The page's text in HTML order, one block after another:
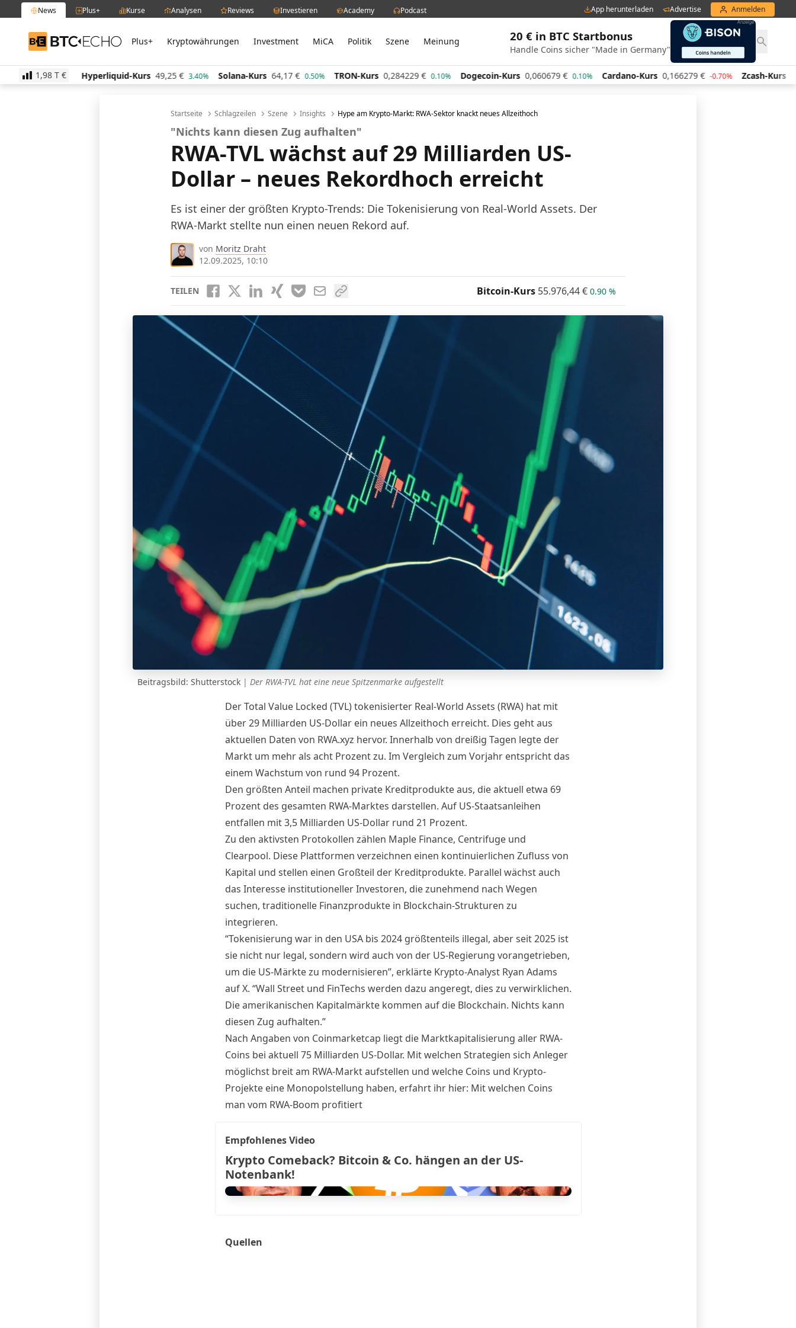
News Plus+ Kurse Analysen Reviews Investieren Academy Podcast App herunterladen Advertise Anmelden
BTC-ECHO Plus+ Kryptowährungen Investment MiCA Politik Szene Meinung 20 € in BTC Startbonus
Handle Coins sicher "Made in Germany"
1,98 T €
0.40% Hyperliquid-Kurs 49,25 € 3.40% Solana-Kurs 64,17 € 0.50% TRON-Kurs 0,284229 € 0.10% Dogecoin-Kurs 0,060679 € 0.10% Cardano-Kurs 0,166279 € -0.70% Zcash-Kurs 441,28
Startseite Schlagzeilen Szene Insights Hype am Krypto-Markt: RWA-Sektor knackt neues Allzeithoch
"Nichts kann diesen Zug aufhalten"
RWA-TVL wächst auf 29 Milliarden US-
Dollar – neues Rekordhoch erreicht
Es ist einer der größten Krypto-Trends: Die Tokenisierung von Real-World Assets. Der
RWA-Markt stellte nun einen neuen Rekord auf.
von Moritz Draht
12.09.2025, 10:10
TEILEN Bitcoin-Kurs 55.976,44€ 0.90 %
Beitragsbild: Shutterstock | Der RWA-TVL hat eine neue Spitzenmarke aufgestellt
Der Total Value Locked (TVL) tokenisierter Real-World Assets (RWA) hat mit
über 29 Milliarden US-Dollar ein neues Allzeithoch erreicht. Dies geht aus
aktuellen Daten von RWA.xyz hervor. Innerhalb von dreißig Tagen legte der
Markt um mehr als acht Prozent zu. Im Vergleich zum Vorjahr entspricht das
einem Wachstum von rund 94 Prozent.
Den größten Anteil machen private Kreditprodukte aus, die aktuell etwa 69
Prozent des gesamten RWA-Marktes darstellen. Auf US-Staatsanleihen
entfallen mit 3,5 Milliarden US-Dollar rund 21 Prozent.
Zu den aktivsten Protokollen zählen Maple Finance, Centrifuge und
Clearpool. Diese Plattformen verzeichnen einen kontinuierlichen Zufluss von
Kapital und stellen einen Großteil der Kreditprodukte. Parallel wächst auch
das Interesse institutioneller Investoren, die zunehmend nach Wegen
suchen, traditionelle Finanzprodukte in Blockchain-Strukturen zu
integrieren.
“Tokenisierung war in den USA bis 2024 größtenteils illegal, aber seit 2025 ist
sie nicht nur legal, sondern wird auch von der US-Regierung vorangetrieben,
um die US-Märkte zu modernisieren”, erklärte Krypto-Analyst Ryan Adams
auf X. “Wall Street und FinTechs werden dazu angeregt, dies zu verwirklichen.
Die amerikanischen Kapitalmärkte kommen auf die Blockchain. Nichts kann
diesen Zug aufhalten.”
Nach Angaben von Coinmarketcap liegt die Marktkapitalisierung aller RWA-
Coins bei aktuell 75 Milliarden US-Dollar. Mit welchen Strategien sich Anleger
möglichst breit am RWA-Markt aufstellen und welche Coins und Krypto-
Projekte eine Monopolstellung haben, erfahrt ihr hier: Mit welchen Coins
man vom RWA-Boom profitiert
Empfohlenes Video
Krypto Comeback? Bitcoin & Co. hängen an der US-
Notenbank!
Quellen